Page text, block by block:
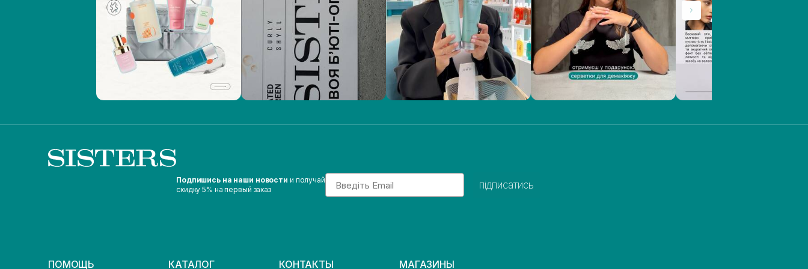
Подпишись на наши новости и получай
скидку 5% на первый заказ
Email
підписатись
ПОМОЩЬ КАТАЛОГ КОНТАКТЫ МАГАЗИНЫ